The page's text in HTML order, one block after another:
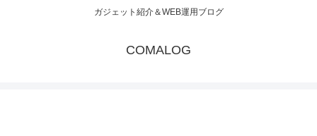
ガジェット紹介＆WEB運用ブログ
COMALOG